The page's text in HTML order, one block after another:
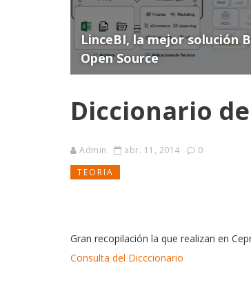
LinceBI, la mejor solución
Open Source
Diccionario
Admin abr. 11, 2014
0
TEORIA
Gran recopilación la que realizan en
Consulta del Dicccionario